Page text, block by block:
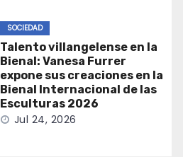
SOCIEDAD
Talento villangelense en la
Bienal: Vanesa Furrer
expone sus creaciones en la
Bienal Internacional de las
Esculturas 2026
Jul 24, 2026